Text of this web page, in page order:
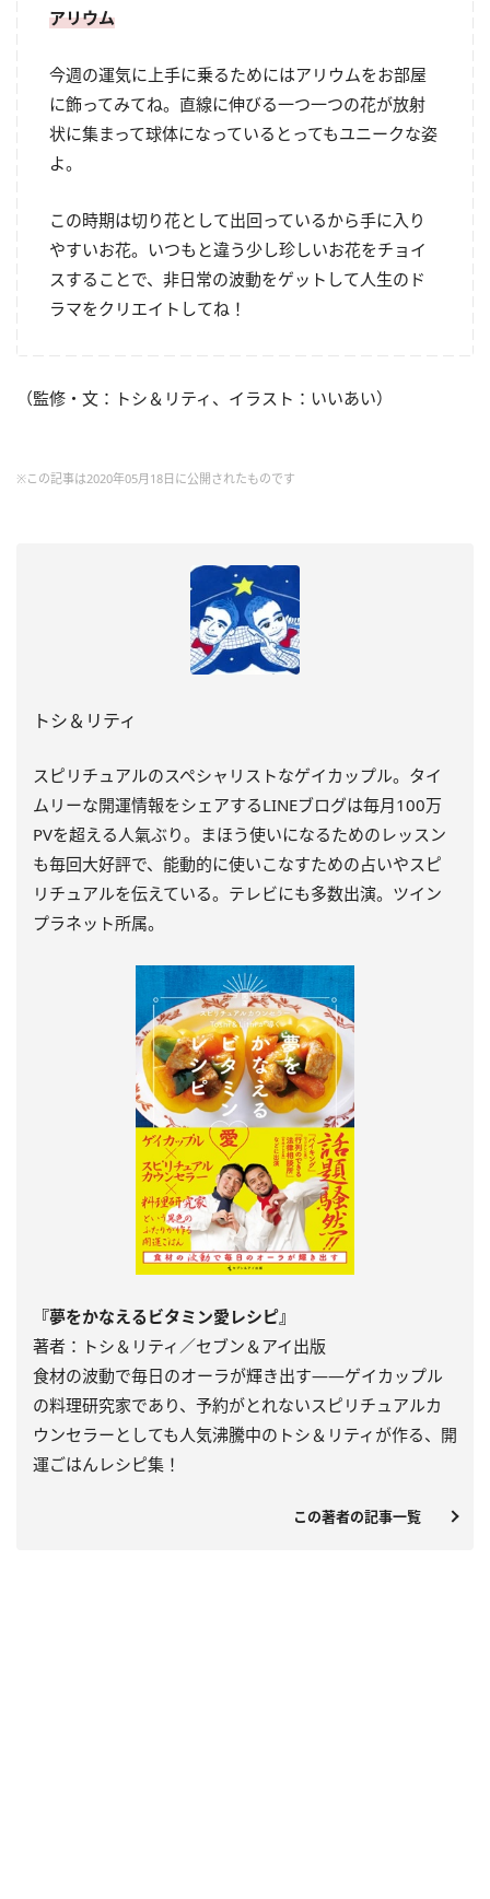
アリウム
今週の運気に上手に乗るためにはアリウムをお部屋
に飾ってみてね。直線に伸びる一つ一つの花が放射
状に集まって球体になっているとってもユニークな姿
よ。
この時期は切り花として出回っているから手に入り
やすいお花。いつもと違う少し珍しいお花をチョイ
スすることで、非日常の波動をゲットして人生のド
ラマをクリエイトしてね！
（監修・文：トシ＆リティ、イラスト：いいあい）
※この記事は2020年05月18日に公開されたものです
トシ＆リティ
スピリチュアルのスペシャリストなゲイカップル。タイ
ムリーな開運情報をシェアするLINEブログは毎月100万
PVを超える人氣ぶり。まほう使いになるためのレッスン
も毎回大好評で、能動的に使いこなすための占いやスピ
リチュアルを伝えている。テレビにも多数出演。ツイン
プラネット所属。
『夢をかなえるビタミン愛レシピ』
著者：トシ＆リティ／セブン＆アイ出版
食材の波動で毎日のオーラが輝き出す――ゲイカップル
の料理研究家であり、予約がとれないスピリチュアルカ
ウンセラーとしても人気沸騰中のトシ＆リティが作る、開
運ごはんレシピ集！
この著者の記事一覧